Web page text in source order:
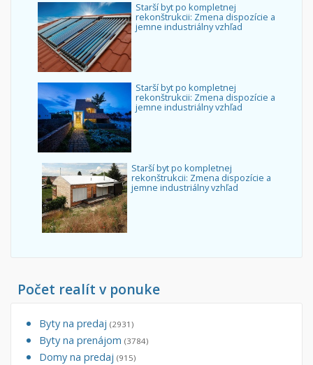
Starší byt po kompletnej
rekonštrukcii: Zmena dispozície a
jemne industriálny vzhľad
Starší byt po kompletnej
rekonštrukcii: Zmena dispozície a
jemne industriálny vzhľad
Starší byt po kompletnej
rekonštrukcii: Zmena dispozície a
jemne industriálny vzhľad
Počet realít v ponuke
Byty na predaj (2931)
Byty na prenájom (3784)
Domy na predaj (915)